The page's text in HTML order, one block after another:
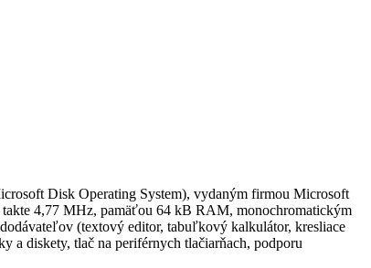
Disk Operating System), vydaným firmou Microsoft
takte 4,77 MHz, pamäťou 64 kB RAM, monochromatickým
(textový editor, tabuľkový kalkulátor, kresliace
a diskety, tlač na periférnych tlačiarňach, podporu